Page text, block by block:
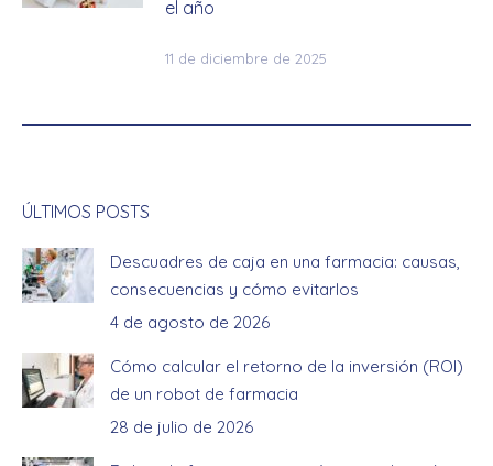
el año
11 de diciembre de 2025
ÚLTIMOS POSTS
Descuadres de caja en una farmacia: causas,
consecuencias y cómo evitarlos
4 de agosto de 2026
Cómo calcular el retorno de la inversión (ROI)
de un robot de farmacia
28 de julio de 2026